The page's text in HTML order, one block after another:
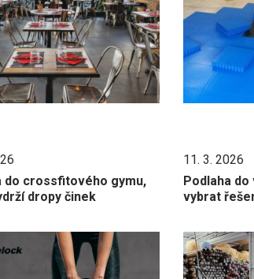
do crossfitového gymu,
dropy činek
11. 3. 2026
Podlaha do
vybrat